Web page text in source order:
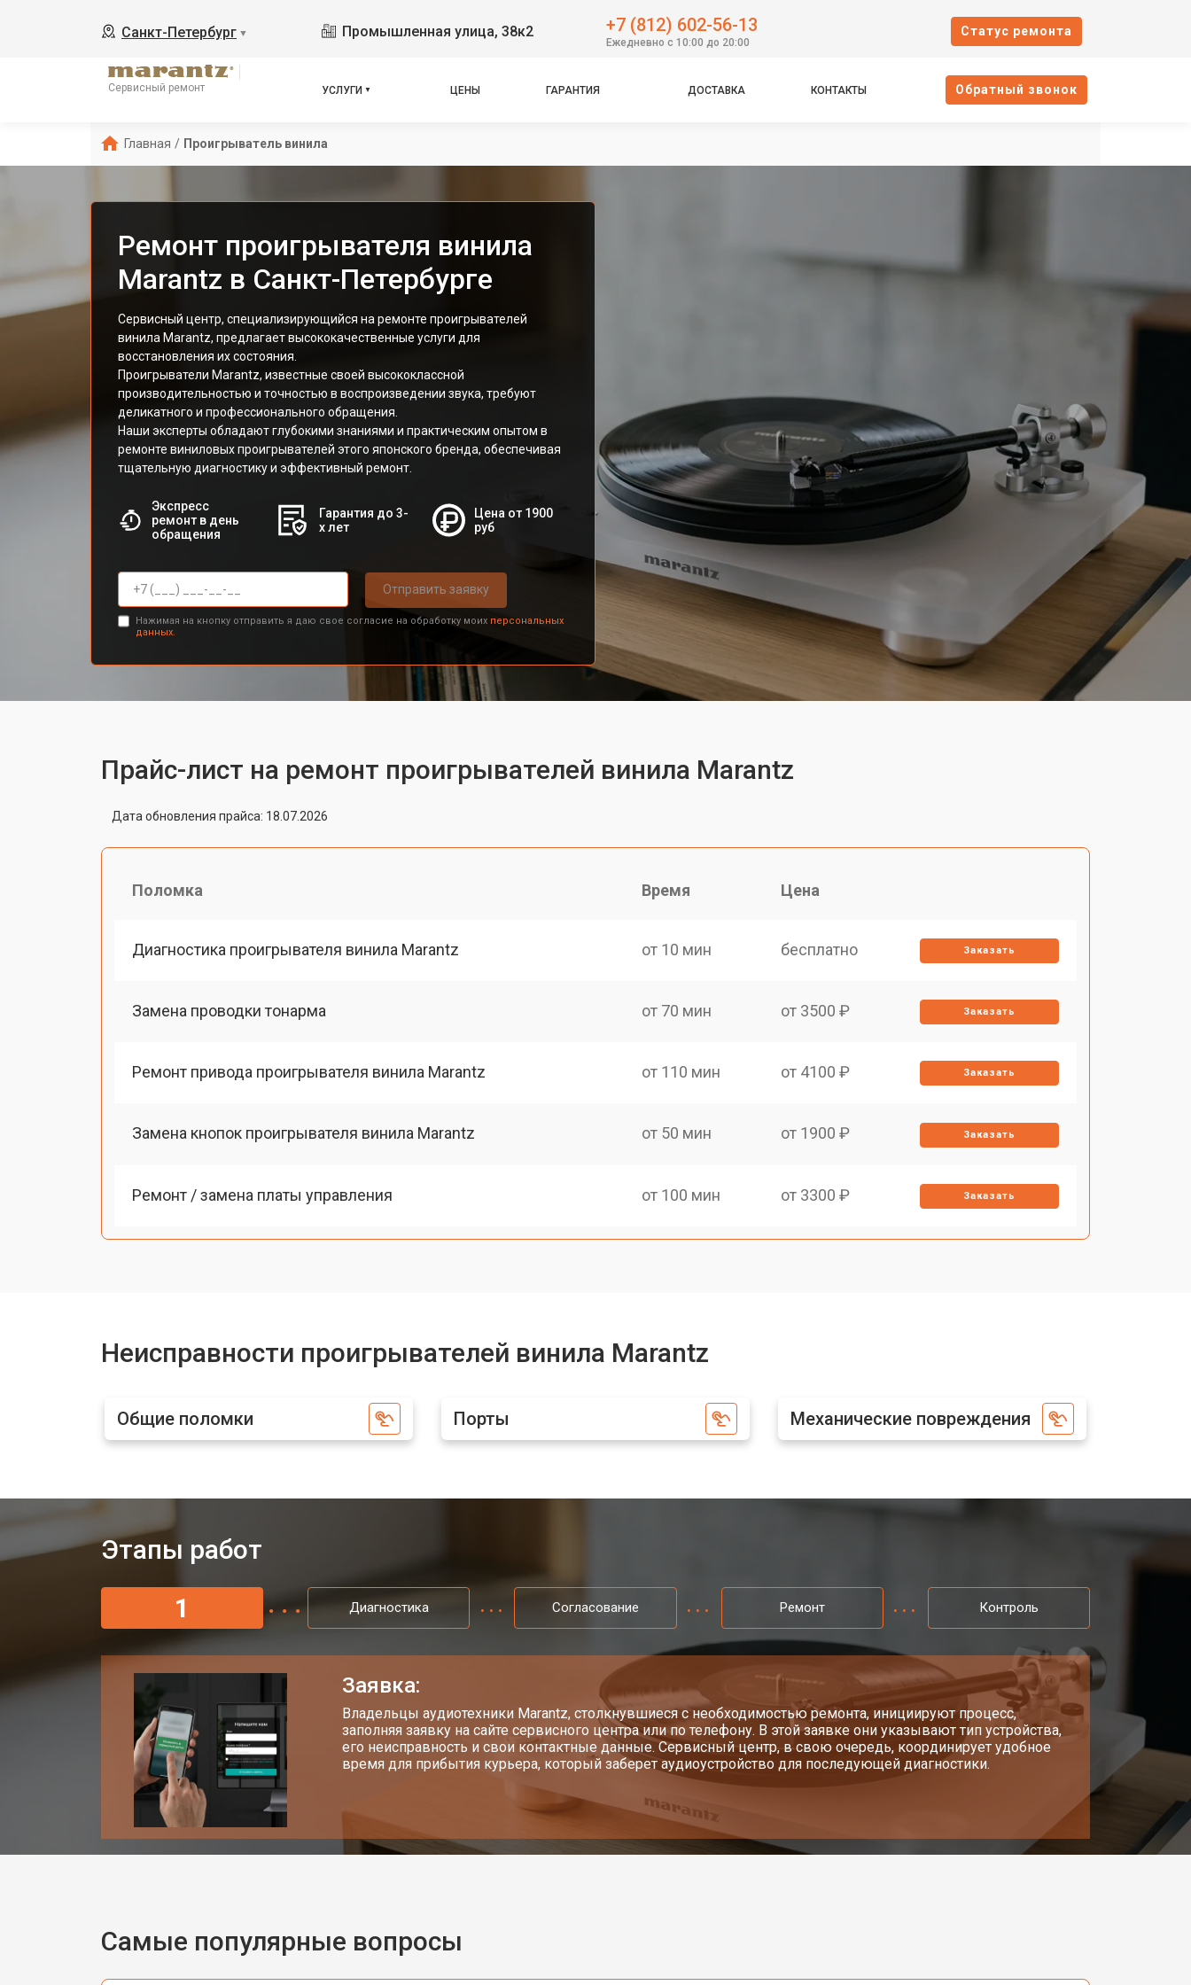
Санкт-Петербург ▼ Промышленная улица, 38к2 +7 (812) 602-56-13
Ежедневно с 10:00 до 20:00
Cтатус ремонта
Сервисный ремонт УСЛУГИ ЦЕНЫ ГАРАНТИЯ ДОСТАВКА КОНТАКТЫ Oбратный звонок
Главная / Проигрыватель винила
Ремонт проигрывателя винила
Marantz в Санкт-Петербурге
Сервисный центр, специализирующийся на ремонте проигрывателей
винила Marantz, предлагает высококачественные услуги для
восстановления их состояния.
Проигрыватели Marantz, известные своей высококлассной
производительностью и точностью в воспроизведении звука, требуют
деликатного и профессионального обращения.
Наши эксперты обладают глубокими знаниями и практическим опытом в
ремонте виниловых проигрывателей этого японского бренда, обеспечивая
тщательную диагностику и эффективный ремонт.
Экспресс
ремонт в день
обращения
Гарантия до 3-
х лет
Цена от 1900
руб
Отправить заявку
Нажимая на кнопку отправить я даю свое согласие на обработку моих персональных
данных.
Прайс-лист на ремонт проигрывателей винила Marantz
Дата обновления прайса: 18.07.2026
Поломка Время Цена
Диагностика проигрывателя винила Marantz от 10 мин бесплатно Заказать
Замена проводки тонарма от 70 мин от 3500 ₽ Заказать
Ремонт привода проигрывателя винила Marantz от 110 мин от 4100 ₽ Заказать
Замена кнопок проигрывателя винила Marantz от 50 мин от 1900 ₽ Заказать
Ремонт / замена платы управления от 100 мин от 3300 ₽ Заказать
Неисправности проигрывателей винила Marantz
Общие поломки Порты Механические повреждения
Этапы работ
1
Диагностика Согласование Ремонт Контроль
Заявка:
Владельцы аудиотехники Marantz, столкнувшиеся с необходимостью ремонта, инициируют процесс,
заполняя заявку на сайте сервисного центра или по телефону. В этой заявке они указывают тип устройства,
его неисправность и свои контактные данные. Сервисный центр, в свою очередь, координирует удобное
время для прибытия курьера, который заберет аудиоустройство для последующей диагностики.
Самые популярные вопросы